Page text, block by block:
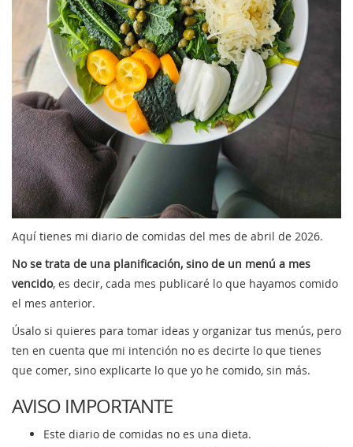
Aquí tienes mi diario de comidas del mes de abril de 2026.
No se trata de una planificación, sino de un menú a mes
vencido, es decir, cada mes publicaré lo que hayamos comido
el mes anterior.
Úsalo si quieres para tomar ideas y organizar tus menús, pero
ten en cuenta que mi intención no es decirte lo que tienes
que comer, sino explicarte lo que yo he comido, sin más.
AVISO IMPORTANTE
Este diario de comidas no es una dieta.